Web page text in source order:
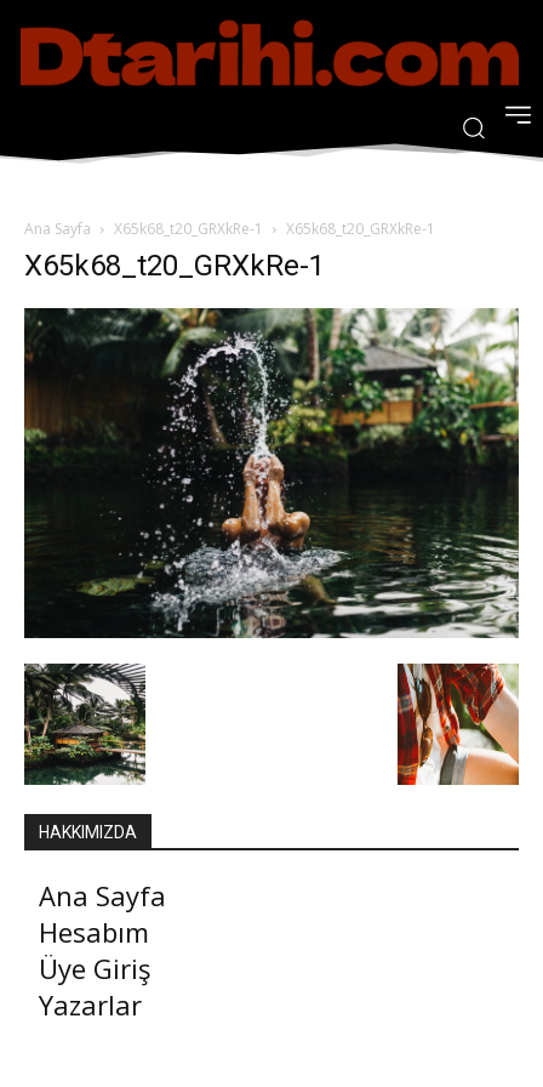
Ana Sayfa X65k68_t20_GRXkRe-1 X65k68_t20_GRXkRe-1
X65k68_t20_GRXkRe-1
HAKKIMIZDA
Ana Sayfa
Hesabım
Üye Giriş
Yazarlar